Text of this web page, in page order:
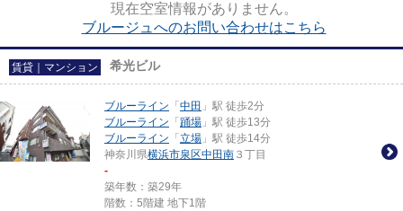
現在空室情報がありません。
ブルージュへのお問い合わせはこちら
賃貸｜マンション 希光ビル
ブルーライン 「 中田 」駅 徒歩2分
ブルーライン 「 踊場 」駅 徒歩13分
ブルーライン 「 立場 」駅 徒歩14分
神奈川県横浜市泉区中田南 ３丁目
-
築年数：築29年
階数：5階建 地下1階